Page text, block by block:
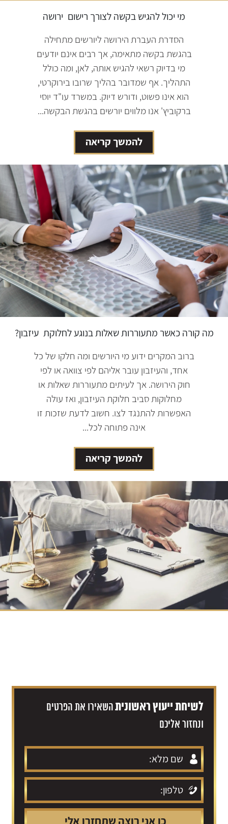
מי יכול להגיש בקשה לצורך רישום ירושה
הסדרת העברת הירושה ליורשים מתחילה
בהגשת בקשה מתאימה, אך רבים אינם יודעים
מי בדיוק רשאי להגיש אותה, לאן, ומה כולל
התהליך. אף שמדובר בהליך שרובו בירוקרטי,
הוא אינו פשוט, ודורש דיוק. במשרד עו"ד יוסי
ברקוביץ' אנו מלווים יורשים בהגשת הבקשה...
להמשך קריאה
מה קורה כאשר מתעוררות שאלות בנוגע לחלוקת עיזבון?
ברוב המקרים ידוע מי היורשים ומה חלקו של כל
אחד, והעיזבון עובר אליהם לפי צוואה או לפי
חוק הירושה. אך לעיתים מתעוררות שאלות או
מחלוקות סביב חלוקת העיזבון, ואז עולה
האפשרות להתנגד לצו. חשוב לדעת שזכות זו
אינה פתוחה לכל...
להמשך קריאה
לשיחת ייעוץ ראשוניתהשאירו את הפרטים
ונחזור אליכם